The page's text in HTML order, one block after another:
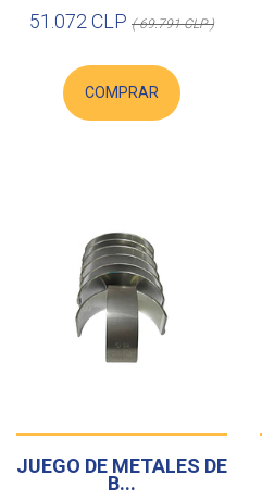
51.072 CLP ( 69.791 CLP )
COMPRAR
JUEGO DE METALES DE
B...